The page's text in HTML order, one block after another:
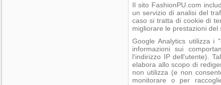
Il sito FashionPU.com
un servizio di analisi del
caso si tratta di cookie di
migliorare le prestazioni
Google Analytics utilizza
informazioni sui
l'indirizzo IP dell'utente).
elabora allo scopo di
non utilizza (e non
monitorare o per